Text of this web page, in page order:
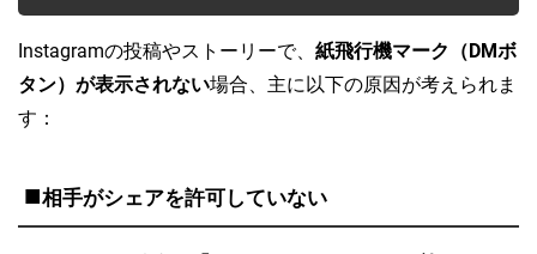
Instagramの投稿やストーリーで、 紙飛行機マーク（DMボ
タン）が表示されない場合、主に以下の原因が考えられま
す：
■相手がシェアを許可していない